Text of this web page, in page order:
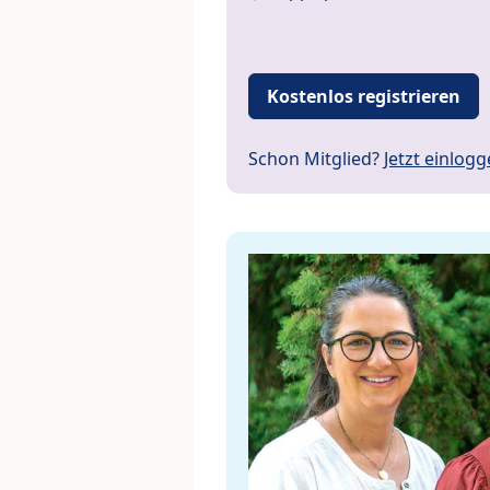
Kostenlos registrieren
Schon Mitglied? Jetzt